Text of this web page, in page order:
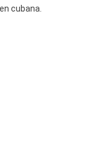
cubana.